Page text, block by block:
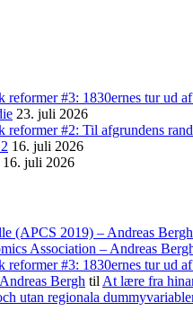
reformer #3: 1830ernes tur ud
23. juli 2026
reformer #2: Til afgrundens
16. juli 2026
16. juli 2026
(APCS 2019) – Andreas Bergh
Association – Andreas
reformer #3: 1830ernes tur ud
Bergh til At lære fra
utan regionala